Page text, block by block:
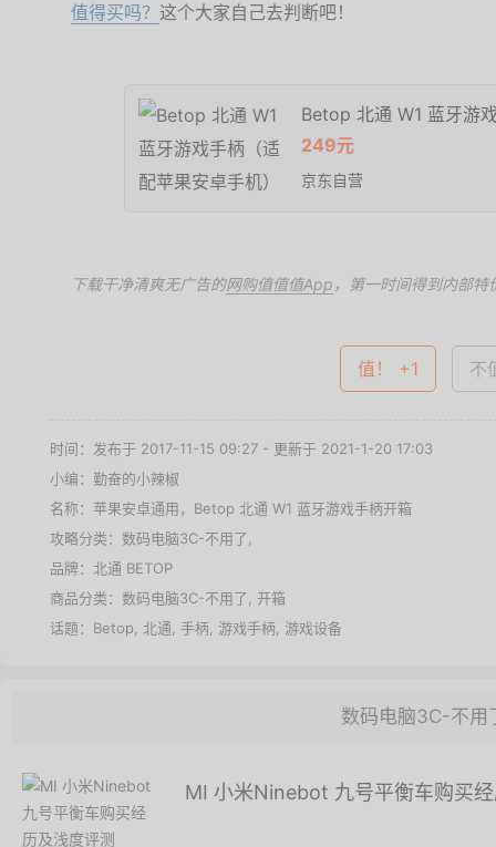
值得买吗？ 这个大家自己去判断吧！
Betop 北通 W1 蓝牙游
249元
京东自营
下载干净清爽无广告的网购值值值App ，第一时间得到内部特
值！ +1 不
时间：发布于 2017-11-15 09:27 - 更新于 2021-1-20 17:03
小编：勤奋的小辣椒
名称： 苹果安卓通用，Betop 北通 W1 蓝牙游戏手柄开箱
攻略分类： 数码电脑3C-不用了
品牌： 北通 BETOP
商品分类： 数码电脑3C-不用了 开箱
话题： Betop 北通 手柄 游戏手柄 游戏设备
数码电脑3C-不用
MI 小米Ninebot 九号平衡车购买